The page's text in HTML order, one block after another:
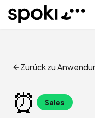
Spoki
Zurück zu
⏰ Sales